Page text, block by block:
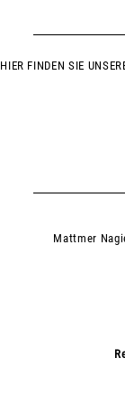
HIER FINDEN SIE
Mattmer